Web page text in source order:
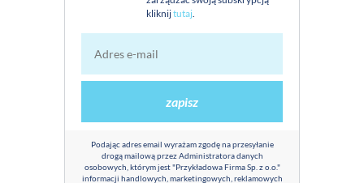
kliknijtutaj.
zapisz
Podając adres email wyrażam zgodę na przesyłanie
drogą mailową przez Administratora danych
osobowych, którym jest "Przykładowa Firma Sp. z o.o."
informacji handlowych, marketingowych, reklamowych